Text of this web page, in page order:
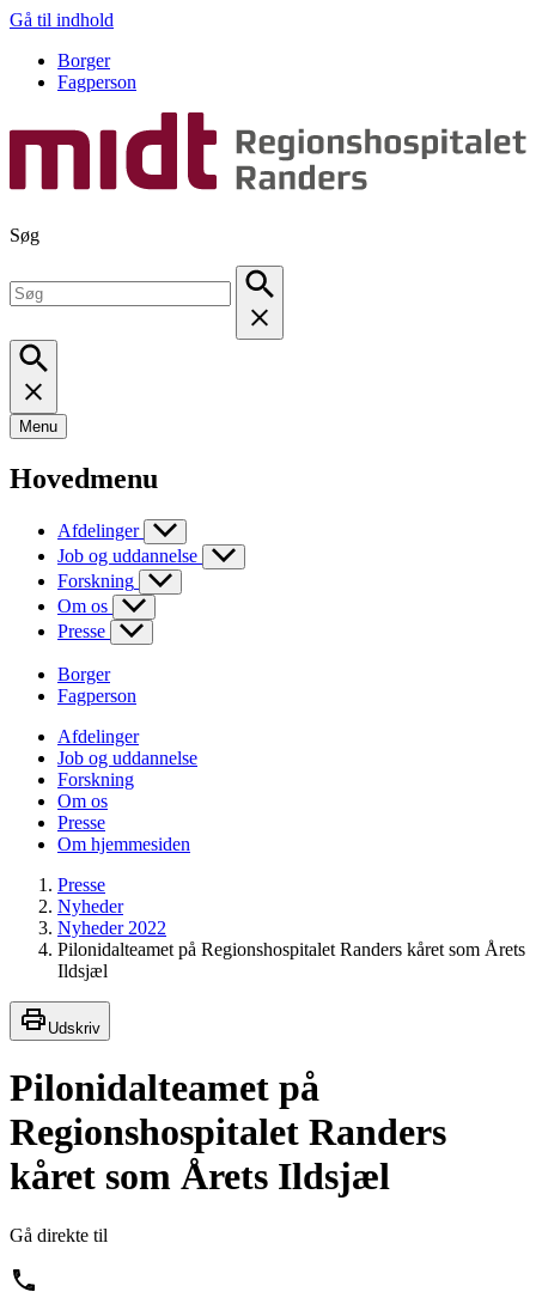
Gå til indhold
Borger
Fagperson
Søg
Menu
Hovedmenu
Afdelinger
Job og uddannelse
Forskning
Om os
Presse
Borger
Fagperson
Afdelinger
Job og uddannelse
Forskning
Om os
Presse
Om hjemmesiden
Presse
Nyheder
Nyheder 2022
Pilonidalteamet på Regionshospitalet Randers kåret som Årets
Ildsjæl
Udskriv
Pilonidalteamet på
Regionshospitalet Randers
kåret som Årets Ildsjæl
Gå direkte til